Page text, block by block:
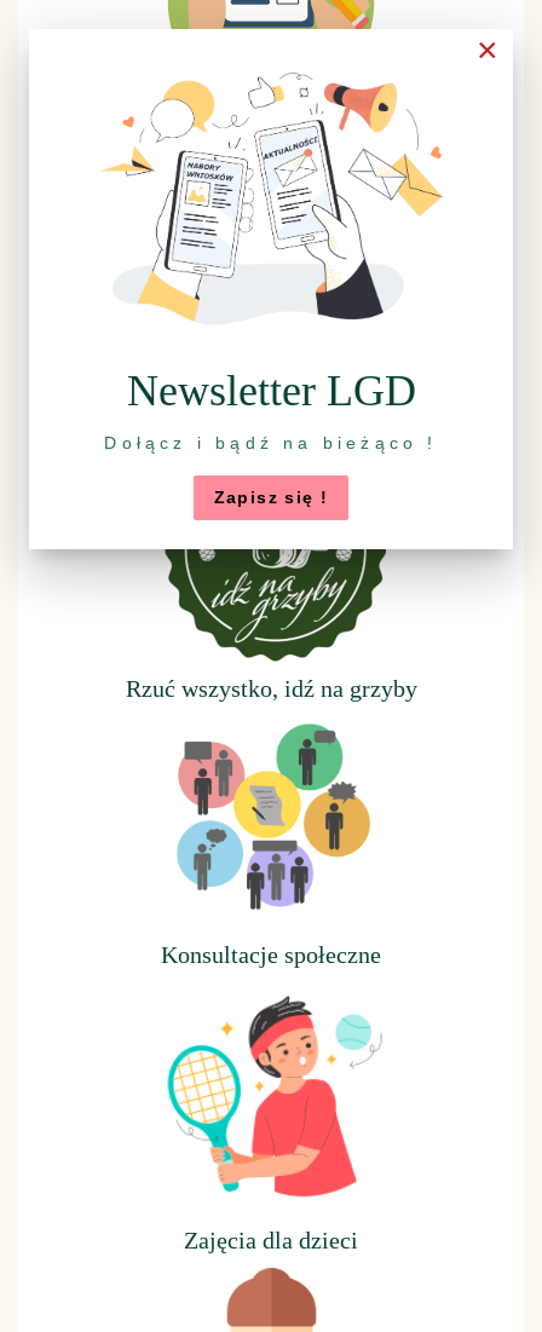
Ankieta LSR 2023-2027
Ankieta LSR 2014-2020
Rzuć wszystko, idź na grzyby
Konsultacje społeczne
Zajęcia dla dzieci
×
Newsletter LGD
Dołącz i bądź na bieżąco !
Zapisz się !